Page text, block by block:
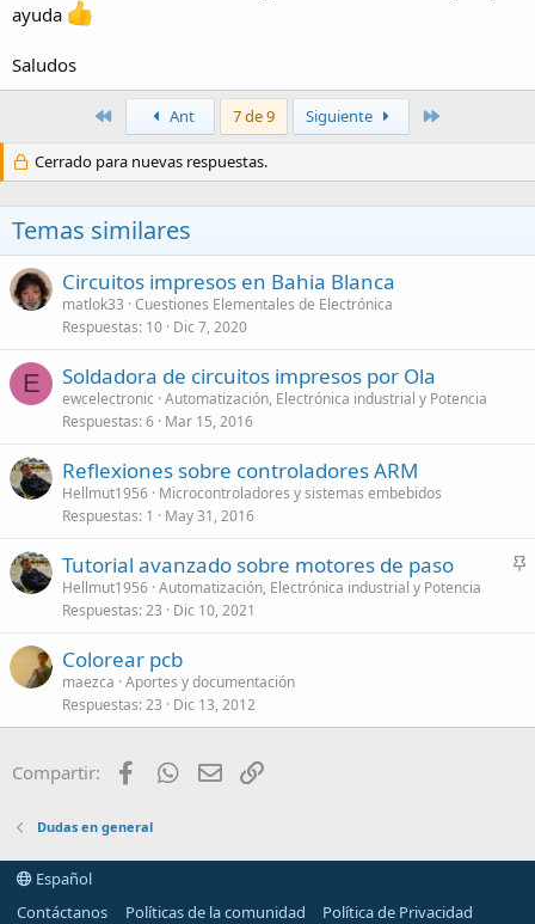
ayuda
Saludos
PrimeroAnt 7 de 9 Siguiente
Cerrado para nuevas respuestas.
Temas similares
Circuitos impresos en Bahia Blanca
matlok33 Cuestiones Elementales de Electrónica
Respuestas 10 Dic 7, 2020
E Soldadora de circuitos impresos por Ola
ewcelectronic Automatización, Electrónica industrial y Potencia
Respuestas 6 Mar 15, 2016
Reflexiones sobre controladores ARM
Hellmut1956 Microcontroladores y sistemas embebidos
Respuestas 1 May 31, 2016
A
Tutorial avanzado sobre motores de paso
Hellmut1956 Automatización, Electrónica industrial y Potencia
Respuestas 23 Dic 10, 2021
Colorear pcb
maezca Aportes y documentación
Respuestas 23 Dic 13, 2012
Compartir: FacebookWhatsApp
Email
Dudas en general
Español
Contáctanos
Políticas de la comunidad
Política de Privacidad